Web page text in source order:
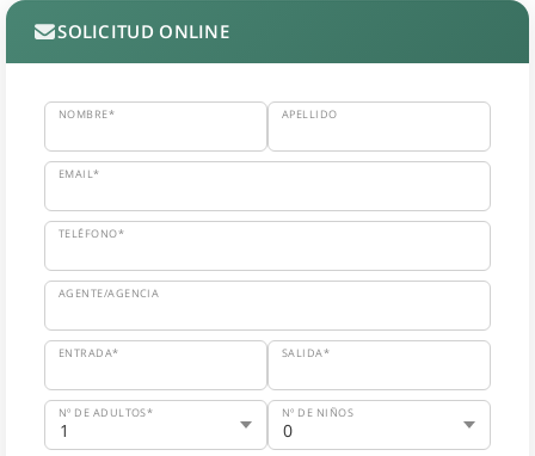
SOLICITUD ONLINE
NOMBRE* APELLIDO
EMAIL*
TELÉFONO*
AGENTE/AGENCIA
ENTRADA* SALIDA*
Nº DE ADULTOS* Nº DE NIÑOS